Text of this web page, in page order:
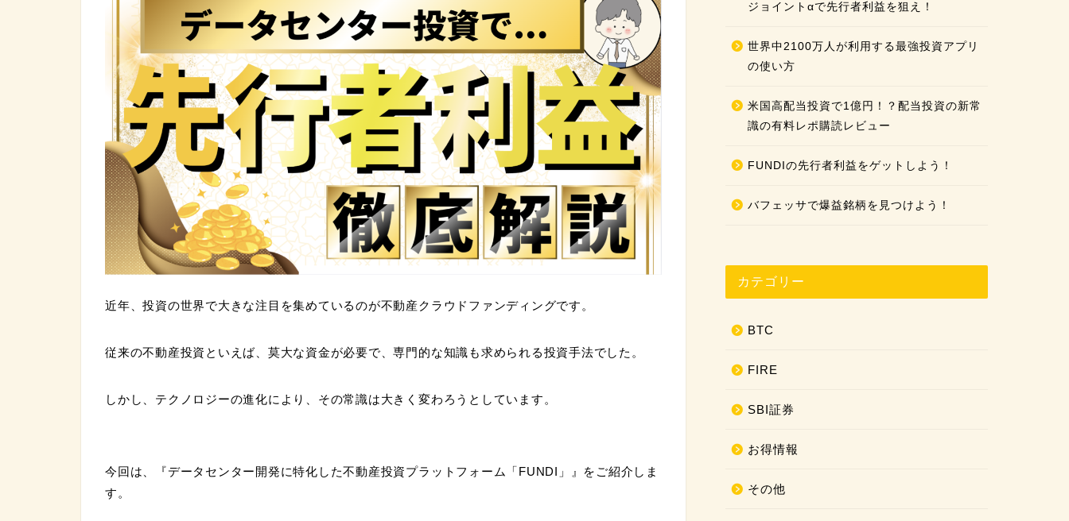
近年、投資の世界で大きな注目を集めているのが不動産クラウドファンディングです。
従来の不動産投資といえば、莫大な資金が必要で、専門的な知識も求められる投資手法でした。
しかし、テクノロジーの進化により、その常識は大きく変わろうとしています。
今回は、『データセンター開発に特化した不動産投資プラットフォーム「FUNDI」
』をご紹介しま
す。
ジョイントαで先行者利益を狙え！
世界中2100万人が利用する最強投資アプリ
の使い方
米国高配当投資で1億円！？配当投資の新常
識の有料レポ購読レビュー
FUNDIの先行者利益をゲットしよう！
バフェッサで爆益銘柄を見つけよう！
カテゴリー
BTC
FIRE
SBI証券
お得情報
その他